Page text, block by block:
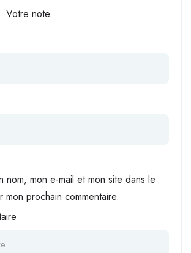
Votre note
nom, mon e-mail et mon site dans le
mon prochain commentaire.